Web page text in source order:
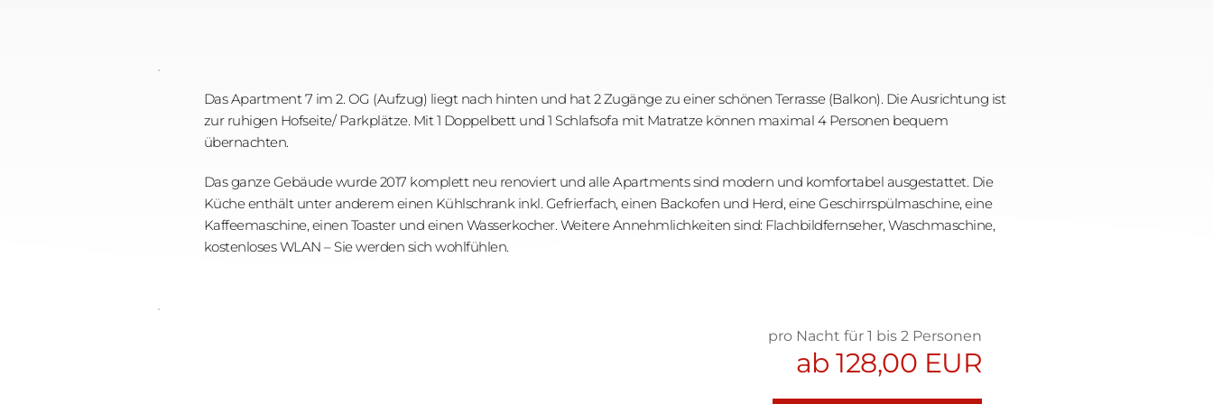
Das Apartment 7 im 2. OG (Aufzug) liegt nach hinten und hat 2 Zugänge zu einer schönen Terrasse (Balkon). Die Ausrichtung ist
zur ruhigen Hofseite/ Parkplätze. Mit 1 Doppelbett und 1 Schlafsofa mit Matratze können maximal 4 Personen bequem
übernachten.
Das ganze Gebäude wurde 2017 komplett neu renoviert und alle Apartments sind modern und komfortabel ausgestattet. Die
Küche enthält unter anderem einen Kühlschrank inkl. Gefrierfach, einen Backofen und Herd, eine Geschirrspülmaschine, eine
Kaffeemaschine, einen Toaster und einen Wasserkocher. Weitere Annehmlichkeiten sind: Flachbildfernseher, Waschmaschine,
kostenloses WLAN – Sie werden sich wohlfühlen.
pro Nacht für 1 bis 2 Personen
ab 128,00 EUR